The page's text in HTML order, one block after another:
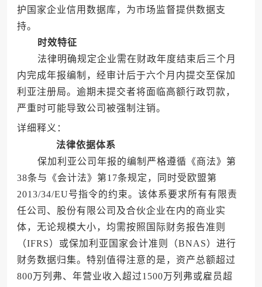
护国家企业信用数据库，为市场监督提供数据支
持。
时效特征
法律明确规定企业需在财政年度结束后三个月
内完成年报编制，经审计后于六个月内提交至保加
利亚注册局。逾期未提交者将面临高额行政罚款，
严重时可能导致公司被强制注销。
详细释义：
法律依据体系
保加利亚公司年报的编制严格遵循《商法》第
38条与《会计法》第17条规定，同时受欧盟第
2013/34/EU号指令的约束。该体系要求所有有限责
任公司、股份有限公司及合伙企业在内的商业实
体，无论规模大小，均需按照国际财务报告准则
（IFRS）或保加利亚国家会计准则（BNAS）进行
财务数据归集。特别值得注意的是，资产总额超过
800万列弗、年营业收入超过1500万列弗或雇员超